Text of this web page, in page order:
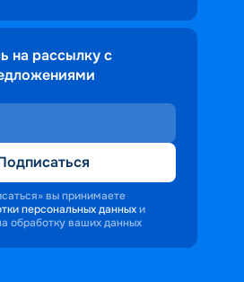
на рассылку с
вы принимаете
персональных данных и
обработку ваших данных